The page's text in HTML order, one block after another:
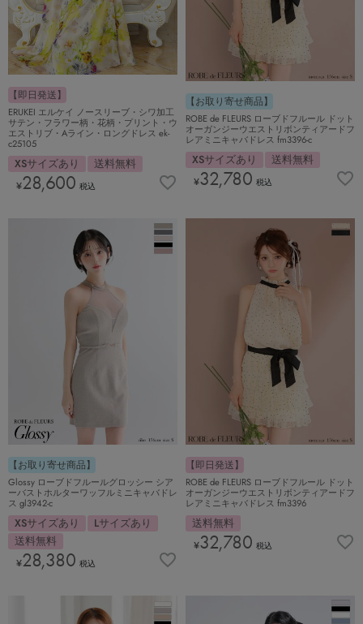
【即日発送】
ERUKEI エルケイ ノースリーブ・シワ加工
サテン・フラワー柄・花柄・プリント・ウ
エストリブ・Aライン・ロングドレス ek-
c25105
XSサイズあり 送料無料
¥28,600 税込
【お取り寄せ商品】
ROBE de FLEURS ローブドフルール ドット
オーガンジーウエストリボンティアードフ
レアミニキャバドレス fm3396-c
XSサイズあり 送料無料
¥32,780 税込
【お取り寄せ商品】
Glossy ローブドフルールグロッシー シア
ーバストホルターワッフルミニキャバドレ
ス gl3942-c
XSサイズあり
Lサイズあり
送料無料
¥28,380 税込
【即日発送】
ROBE de FLEURS ローブドフルール ドット
オーガンジーウエストリボンティアードフ
レアミニキャバドレス fm3396
送料無料
¥32,780 税込